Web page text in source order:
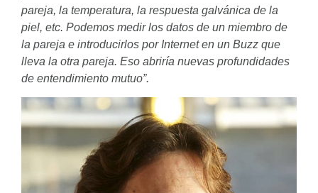
pareja, la temperatura, la respuesta galvánica de la
piel, etc. Podemos medir los datos de un miembro de
la pareja e introducirlos por Internet en un Buzz que
lleva la otra pareja. Eso abriría nuevas profundidades
de entendimiento mutuo”.